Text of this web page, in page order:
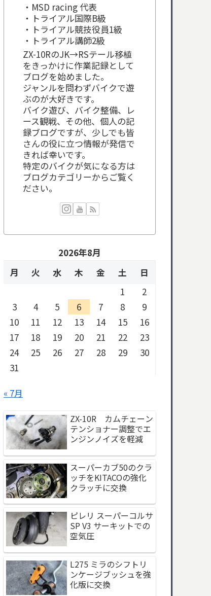
・MSD racing 代表
・トライアル国際B級
・トライアル競技役員1級
・トライアル講師2級
ZX-10RのJK→RSテール移植
をきっかけに作業記録として
ブログを始めました。
ジャンルを問わずバイクで遊
ぶのが大好きです。
バイク遊び、バイク整備、レ
ース観戦、その他、個人の記
録ブログですが、少しでも皆
さんの役に立つ情報が発信で
きれば幸いです。
特定のバイクが気になる方は
ブログカテゴリーからご覧く
ださい。
2026年8月
月
火 水 木 金 土
日
1
2
3
4 5 6 7 8
9
10
11 12 13 14 15
16
17
18 19 20 21 22
23
24
25 26 27 28 29
30
31
« 7月
ZX-10R カムチェーン
テンショナー調整でエ
ンジンノイズを軽減
スーパーカブ50のクラ
ッチをKITACOの強化
クラッチに交換
ピレリ スーパーコルサ
SP V3 サーキットでの
空気圧
L275 ミラのシフトリ
ンケージブッシュを強
化版に交換